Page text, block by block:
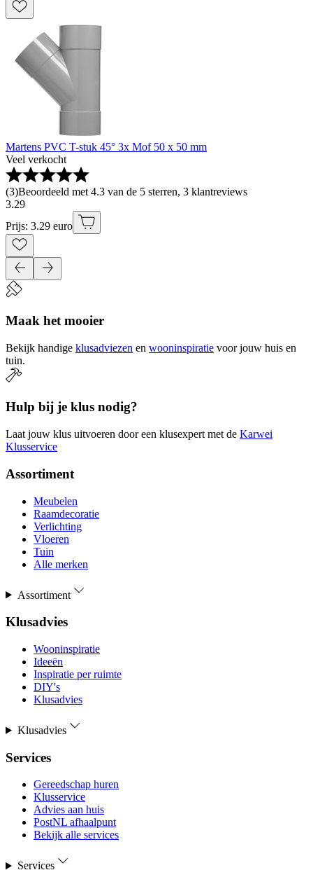
Martens PVC T-stuk 45° 3x Mof 50 x 50 mm
Veel verkocht
(3)Beoordeeld met 4.3 van de 5 sterren, 3 klantreviews
3.29
Prijs: 3.29 euro
Maak het mooier
Bekijk handige klusadviezen en wooninspiratie voor jouw huis en
tuin.
Hulp bij je klus nodig?
Laat jouw klus uitvoeren door een klusexpert met de Karwei
Klusservice
Assortiment
Meubelen
Raamdecoratie
Verlichting
Vloeren
Tuin
Alle merken
Assortiment
Klusadvies
Wooninspiratie
Ideeën
Inspiratie per ruimte
DIY's
Klusadvies
Klusadvies
Services
Gereedschap huren
Klusservice
Advies aan huis
PostNL afhaalpunt
Bekijk alle services
Services